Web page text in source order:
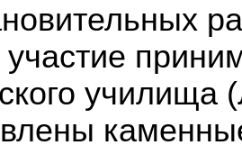
участие